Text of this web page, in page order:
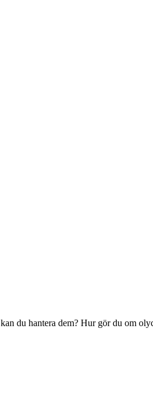
du hantera dem? Hur gör du om